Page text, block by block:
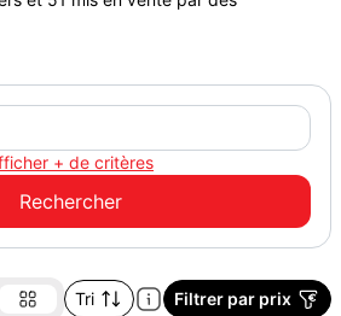
+ de critères
Tri Filtrer par prix